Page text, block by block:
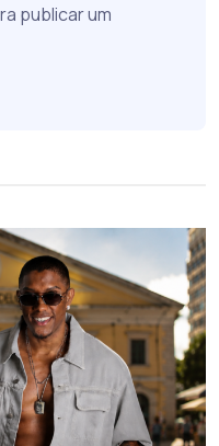
publicar um